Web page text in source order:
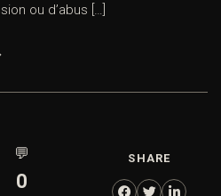
ou d’abus […]
💬
0
SHARE